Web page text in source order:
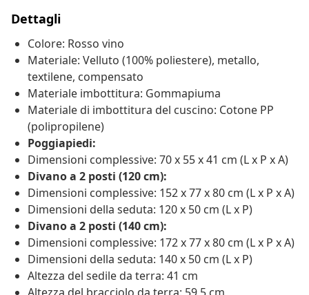
Dettagli
Colore: Rosso vino
Materiale: Velluto (100% poliestere), metallo,
textilene, compensato
Materiale imbottitura: Gommapiuma
Materiale di imbottitura del cuscino: Cotone PP
(polipropilene)
Poggiapiedi:
Dimensioni complessive: 70 x 55 x 41 cm (L x P x A)
Divano a 2 posti (120 cm):
Dimensioni complessive: 152 x 77 x 80 cm (L x P x A)
Dimensioni della seduta: 120 x 50 cm (L x P)
Divano a 2 posti (140 cm):
Dimensioni complessive: 172 x 77 x 80 cm (L x P x A)
Dimensioni della seduta: 140 x 50 cm (L x P)
Altezza del sedile da terra: 41 cm